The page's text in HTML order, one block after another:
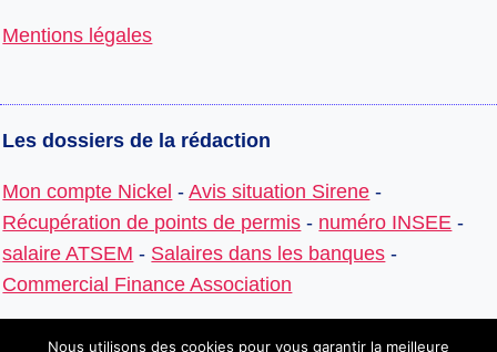
Mentions légales
Les dossiers de la rédaction
Mon compte Nickel -Avis situation Sirene -
Récupération de points de permis - numéro INSEE -
salaire ATSEM - Salaires dans les banques -
Commercial Finance Association
Nous utilisons des cookies pour vous garantir la meilleure